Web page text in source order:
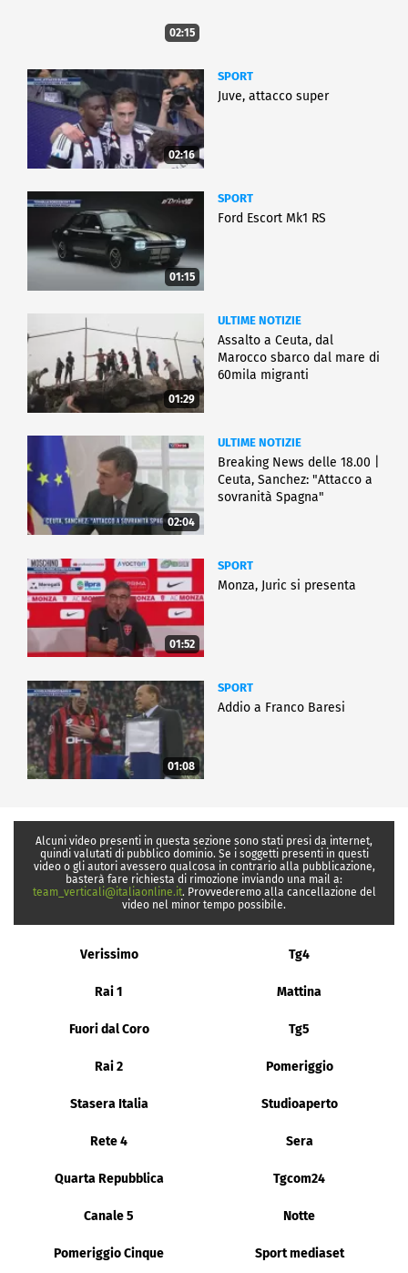
02:15
02:16
SPORT
Juve, attacco super
01:15
SPORT
Ford Escort Mk1 RS
01:29
ULTIME NOTIZIE
Assalto a Ceuta, dal
Marocco sbarco dal mare di
60mila migranti
02:04
ULTIME NOTIZIE
Breaking News delle 18.00 |
Ceuta, Sanchez: "Attacco a
sovranità Spagna"
01:52
SPORT
Monza, Juric si presenta
01:08
SPORT
Addio a Franco Baresi
Alcuni video presenti in questa sezione sono stati presi da internet,
quindi valutati di pubblico dominio. Se i soggetti presenti in questi
video o gli autori avessero qualcosa in contrario alla pubblicazione,
basterà fare richiesta di rimozione inviando una mail a:
team_verticali@italiaonline.it. Provvederemo alla cancellazione del
video nel minor tempo possibile.
Verissimo Tg4
Rai 1 Mattina
Fuori dal Coro Tg5
Rai 2 Pomeriggio
Stasera Italia Studioaperto
Rete 4 Sera
Quarta Repubblica Tgcom24
Canale 5 Notte
Pomeriggio Cinque Sport mediaset